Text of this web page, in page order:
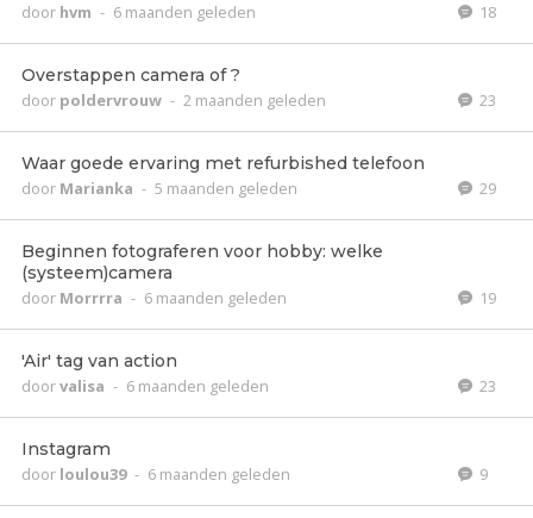
door hvm - 6 maanden geleden 18
Overstappen camera of ?
door poldervrouw - 2 maanden geleden 23
Waar goede ervaring met refurbished telefoon
door Marianka - 5 maanden geleden 29
Beginnen fotograferen voor hobby: welke
(systeem)camera
door Morrrra - 6 maanden geleden 19
'Air' tag van action
doorvalisa - 6 maanden geleden 23
Instagram
door loulou39 - 6 maanden geleden 9